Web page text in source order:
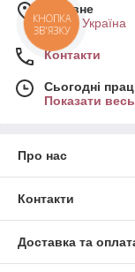
м. Рівне
Рівне, Україна
Контакти
Сьогодні
Показати
Про нас
Контакти
Доставка та
КНОПКА
ЗВ'ЯЗКУ